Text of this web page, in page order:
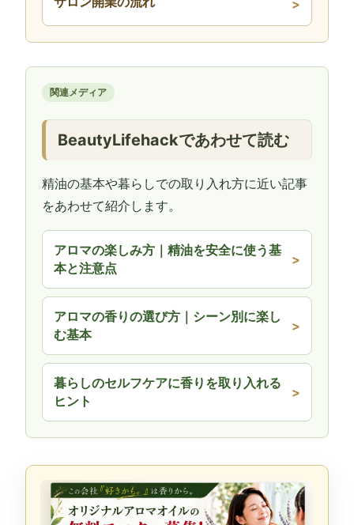
関連メディア
BeautyLifehackであわせて読む
精油の基本や暮らしでの取り入れ方に近い記事
をあわせて紹介します。
アロマの楽しみ方｜精油を安全に使う基
本と注意点
アロマの香りの選び方｜シーン別に楽し
む基本
暮らしのセルフケアに香りを取り入れる
ヒント